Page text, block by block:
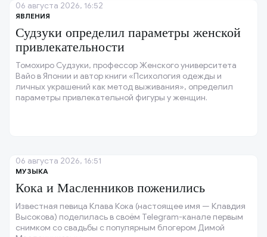
ЯВЛЕНИЯ
Судзуки определил параметры женской
привлекательности
Томохиро Судзуки, профессор Женского университета
Вайо в Японии и автор книги «Психология одежды и
личных украшений как метод выживания», определил
параметры привлекательной фигуры у женщин.
06 августа 2026, 16:52
МУЗЫКА
Кока и Масленников поженились
Известная певица Клава Кока (настоящее имя — Клавдия
Высокова) поделилась в своём Telegram-канале первым
снимком со свадьбы с популярным блогером Димой
06 августа 2026, 16:51